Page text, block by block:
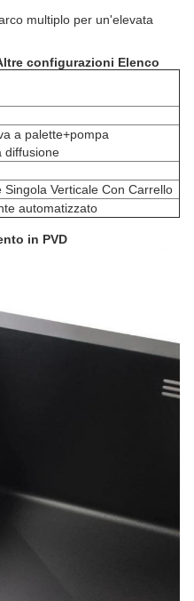
multiplo per un'elevata
configurazioni Elenco
a palette+pompa
diffusione
Singola Verticale Con Carrello
automatizzato
in PVD